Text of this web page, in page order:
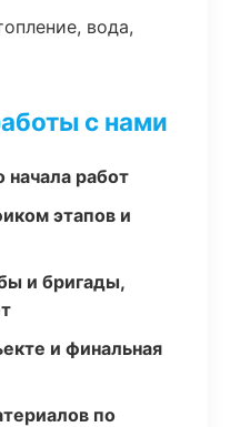
вода,
с нами
работ
этапов и
и бригады,
и финальная
по